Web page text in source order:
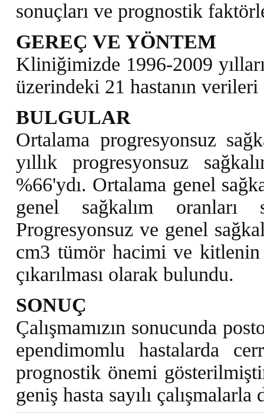
sonuçları ve prognostik
GEREÇ VE YÖNTEM
Kliniğimizde 1996-2009
üzerindeki 21 hastanın
BULGULAR
Ortalama progresyonsuz
yıllık progresyonsuz
%66'ydı. Ortalama genel
genel sağkalım
Progresyonsuz ve genel
cm3 tümör hacimi ve
çıkarılması olarak bulundu.
SONUÇ
Çalışmamızın sonucunda
ependimomlu hastalarda
prognostik önemi
geniş hasta sayılı